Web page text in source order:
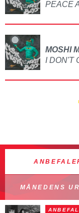
I DON'T
MÅNEDENS